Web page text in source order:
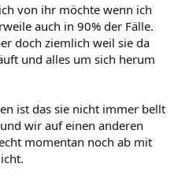
von ihr möchte wenn ich
auch in 90% der Fälle.
doch ziemlich weil sie da
und alles um sich herum
ist das sie nicht immer bellt
wir auf einen anderen
momentan noch ab mit